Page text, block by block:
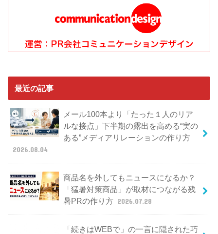
最近の記事
メール100本より「たった１人のリア
ルな接点」下半期の露出を高める“実の
ある”メディアリレーションの作り方
2026.08.04
商品名を外してもニュースになるか？
「猛暑対策商品」が取材につながる残
暑PRの作り方 2026.07.28
「続きはWEBで」の一言に隠された巧